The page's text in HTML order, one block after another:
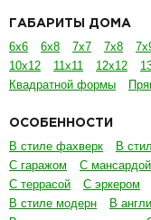
ГАБАРИТЫ ДОМА
6х6 6х8 7х7 7х8
10х12
11х11 12х12
Квадратной формы
ОСОБЕННОСТИ
В стиле фахверк В
С гаражом
С мансардой
С террасой
С эркером
В стиле модерн
В